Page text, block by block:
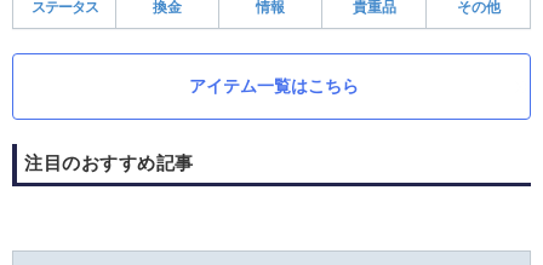
ステータス 換金 情報 貴重品 その他
アイテム一覧はこちら
注目のおすすめ記事